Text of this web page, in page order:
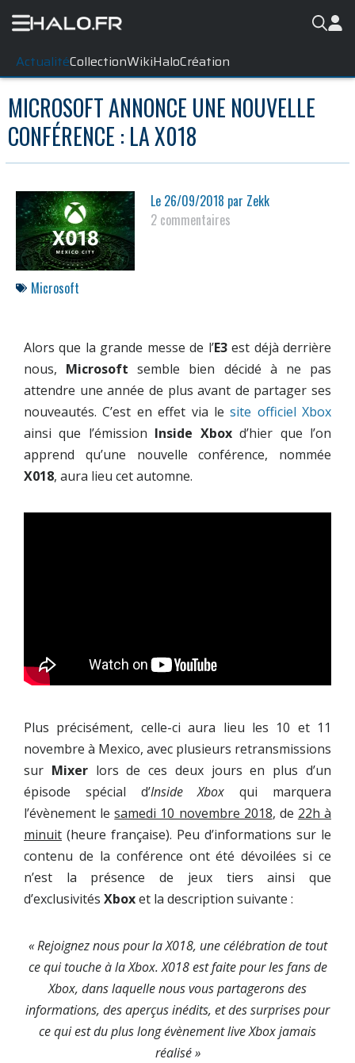
ActualitéCollectionWikiHaloCréation
MICROSOFT ANNONCE UNE NOUVELLE
CONFÉRENCE : LA X018
Le 26/09/2018 par Zekk
2 commentaires
Microsoft
Alors que la grande messe de l’E3est déjà derrière
nous, Microsoft semble bien décidé à ne pas
attendre une année de plus avant de partager ses
nouveautés. C’est en effet via lesite officiel Xbox
ainsi que l’émission Inside Xboxd’hier que l’on
apprend qu’une nouvelle conférence, nommée
X018, aura lieu cet automne.
Plus précisément, celle-ci aura lieu les 10 et 11
novembre à Mexico, avec plusieurs retransmissions
sur Mixerlors de ces deux jours en plus d’un
épisode spécial d’Inside Xbox qui marquera
l’évènement lesamedi 10 novembre 2018, de 22h à
minuit (heure française). Peu d’informations sur le
contenu de la conférence ont été dévoilées si ce
n’est la présence de jeux tiers ainsi que
d’exclusivités Xboxet la description suivante :
« Rejoignez nous pour la X018, une célébration de tout
ce qui touche à la Xbox. X018 est faite pour les fans de
Xbox, dans laquelle nous vous partagerons des
informations, des aperçus inédits, et des surprises pour
ce qui est du plus long évènement live Xbox jamais
réalisé »